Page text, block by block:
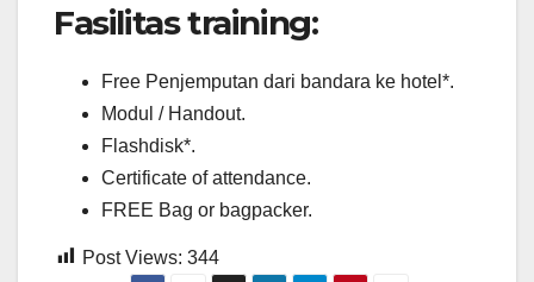
Fasilitas training:
Free Penjemputan dari bandara ke hotel*.
Modul / Handout.
Flashdisk*.
Certificate of attendance.
FREE Bag or bagpacker.
Post Views: 344